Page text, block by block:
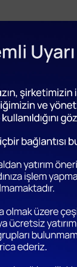
Nasıl
Devamını Oku